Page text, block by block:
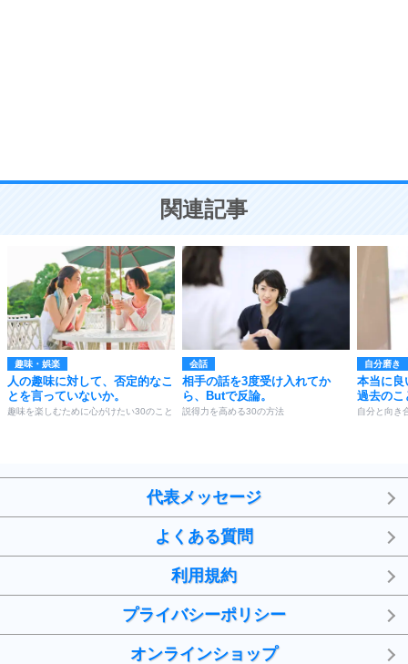
ことが大切。
関連記事
趣味・娯楽
人の趣味に対して、否定的なこ
とを言っていないか。
趣味を楽しむために心がけたい30のこと
会話
相手の話を3度受け入れてか
ら、Butで反論。
説得力を高める30の方法
自分磨き
本当に良
過去のこ
自分と向き
代表メッセージ
よくある質問
利用規約
プライバシーポリシー
オンラインショップ